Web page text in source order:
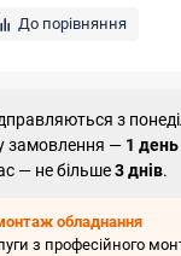
До порівняння
з
замовлення — 1 день
— не більше3 днів.
обладнання
з професійного